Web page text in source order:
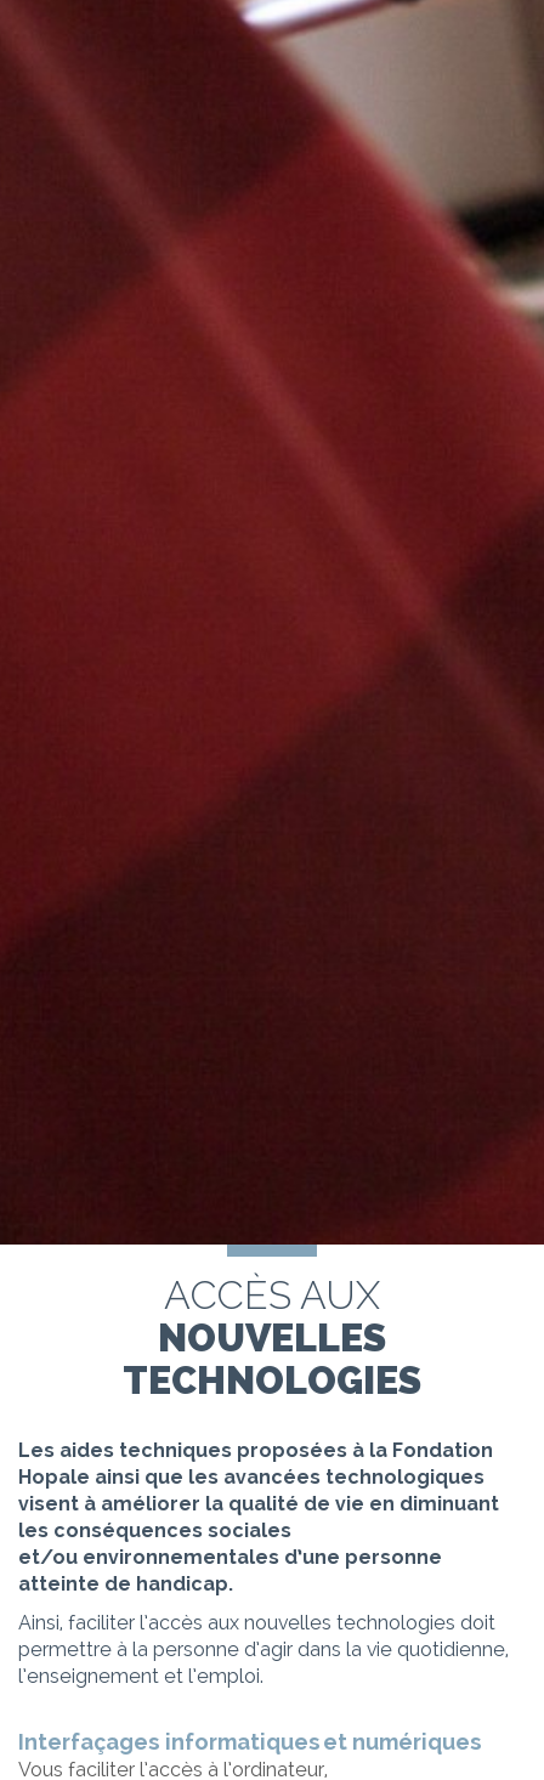
ACCÈS AUX
NOUVELLES
TECHNOLOGIES
Les aides techniques proposées à la Fondation
Hopale ainsi que les avancées technologiques
visent à améliorer la qualité de vie en diminuant
les conséquences sociales
et/ou environnementales d’une personne
atteinte de handicap.
Ainsi, faciliter l’accès aux nouvelles technologies doit
permettre à la personne d’agir dans la vie quotidienne,
l’enseignement et l’emploi.
Interfaçages informatiques et numériques
Vous faciliter l’accès à l’ordinateur,